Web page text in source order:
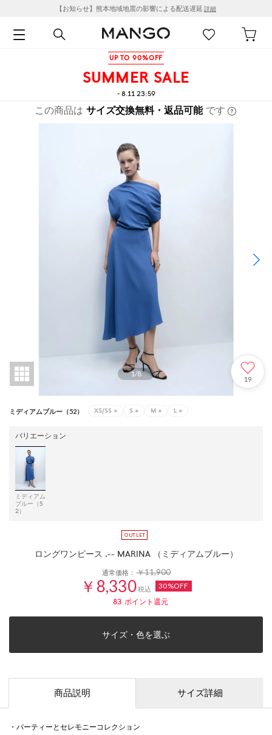
【お知らせ】熊本地域地震の影響による配送遅延 詳細
UP TO 90%OFF
SUMMER SALE
- 8.11 23:59
この商品は サイズ交換無料・返品可能 です
1/8
19
ミディアムブルー（52） XS/SS × S × M × L ×
バリエーション
ミディアム
ブルー（5
2）
ロングワンピース .-- MARINA （ミディアムブルー）
通常価格：￥11,900
￥8,330税込 30%OFF
83 ポイント還元
サイズ・色を選ぶ
商品説明 サイズ詳細
・パーティーとセレモニーコレクション